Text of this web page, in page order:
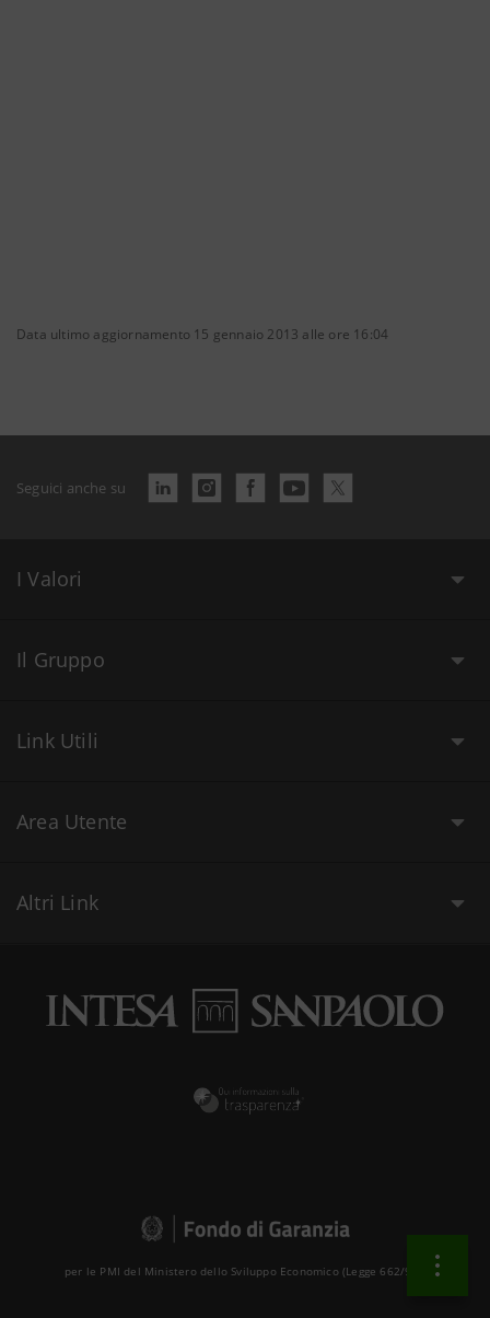
Data ultimo aggiornamento 15 gennaio 2013 alle ore 16:04
Seguici anche su
I Valori
Il Gruppo
Link Utili
Area Utente
Altri Link
per le PMI del Ministero dello Sviluppo Economico (Legge 662/96 )